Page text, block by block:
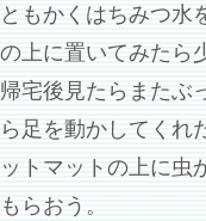
ともかくはちみつ水
の上に置いてみたら
帰宅後見たらまたぶ
ら足を動かしてくれ
ットマットの上に虫
もらおう。